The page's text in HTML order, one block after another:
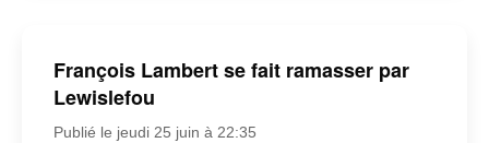
François Lambert se fait ramasser par
Lewislefou
Publié le jeudi 25 juin à 22:35